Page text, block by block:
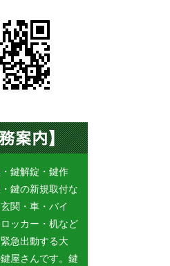
鍵解錠・鍵作
鍵の新規取付な
関・車・バイ
ッカー・机など
急出動する大
屋さんです。鍵